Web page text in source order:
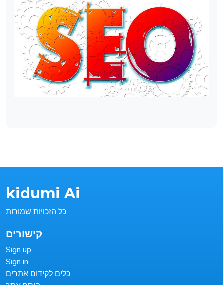
kidumi Ai
כל הזכויות שמורות
קישורים
Sign up
Sign in
כלים לקידום אתרים